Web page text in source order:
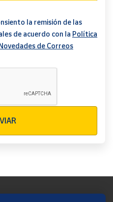
la remisión de las
de acuerdo con la Política
de Correos